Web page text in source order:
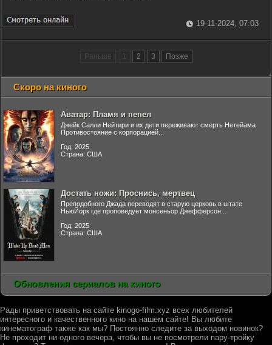
19-11-2024, 07:03
Раньше 2 3 Позже
Скоро на киного
Аватар: Пламя и пепел
Джейк Салли Нейтири и их дети переживают смерть Нетейама
Противостояние с корпорацией...
Год: 2025
Страна: США
Достать ножи: Проснись, мертвец
Преподобного Джада переводят в старую церковь в штате
НьюЙорк где проповедует монсеньор Джефферсон...
Год: 2025
Страна: США
Обновления сериалов на киного
Рады приветствовать на сайте kinogo-film.xyz всех любителей
интересного и качественного кино на нашем сайте! Вы любите
кинематограф также как мы? Постоянно следите за выходом новинок?
Не проходит ни одного вечера, чтобы вы не посмотрели пару-тройку